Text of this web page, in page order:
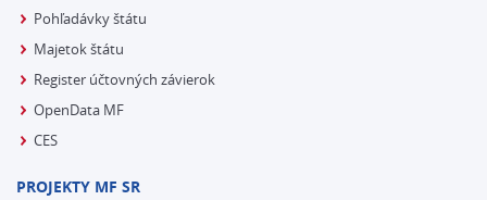
Pohľadávky štátu
Majetok štátu
Register účtovných závierok
OpenData MF
CES
PROJEKTY MF SR